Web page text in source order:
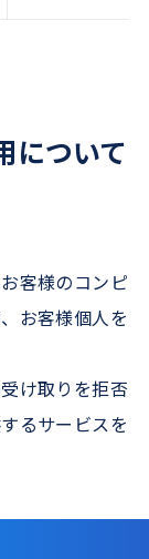
について
客様のコンピ
お客様個人を
け取りを拒否
るサービスを